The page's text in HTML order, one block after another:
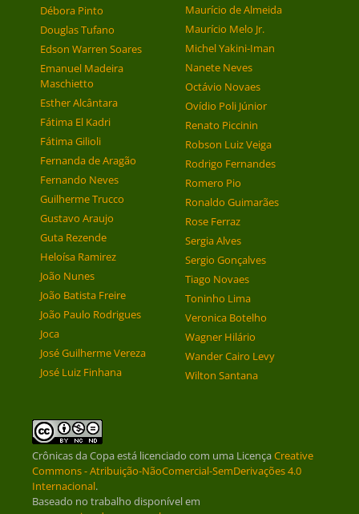
Débora Pinto
Douglas Tufano
Edson Warren Soares
Emanuel Madeira
Maschietto
Esther Alcântara
Fátima El Kadri
Fátima Gilioli
Fernanda de Aragão
Fernando Neves
Guilherme Trucco
Gustavo Araujo
Guta Rezende
Heloísa Ramirez
João Nunes
João Batista Freire
João Paulo Rodrigues
Joca
José Guilherme Vereza
José Luiz Finhana
Maurício de Almeida
Maurício Melo Jr.
Michel Yakini-Iman
Nanete Neves
Octávio Novaes
Ovídio Poli Júnior
Renato Piccinin
Robson Luiz Veiga
Rodrigo Fernandes
Romero Pio
Ronaldo Guimarães
Rose Ferraz
Sergia Alves
Sergio Gonçalves
Tiago Novaes
Toninho Lima
Veronica Botelho
Wagner Hilário
Wander Cairo Levy
Wilton Santana
Crônicas da Copaestá licenciado com uma LicençaCreative
Commons - Atribuição-NãoComercial-SemDerivações 4.0
Internacional.
Baseado no trabalho disponível em